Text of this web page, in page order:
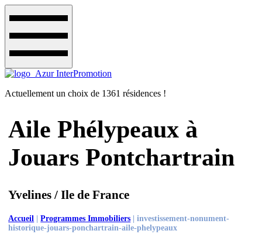
Actuellement un choix de 1361 résidences !
Aile Phélypeaux à
Jouars Pontchartrain
Yvelines / Ile de France
Accueil |Programmes Immobiliers |investissement-nonument-
historique-jouars-ponchartrain-aile-phelypeaux